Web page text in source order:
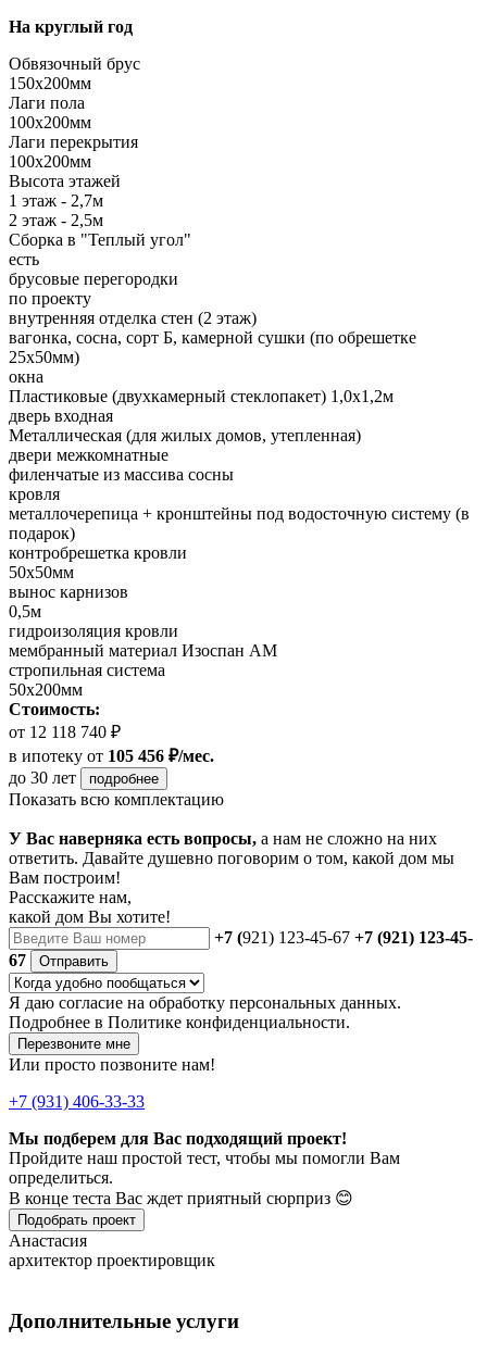
На круглый год
Обвязочный брус
150х200мм
Лаги пола
100х200мм
Лаги перекрытия
100х200мм
Высота этажей
1 этаж - 2,7м
2 этаж - 2,5м
Сборка в "Теплый угол"
есть
брусовые перегородки
по проекту
внутренняя отделка стен (2 этаж)
вагонка, сосна, сорт Б, камерной сушки (по обрешетке
25х50мм)
окна
Пластиковые (двухкамерный стеклопакет) 1,0х1,2м
дверь входная
Металлическая (для жилых домов, утепленная)
двери межкомнатные
филенчатые из массива сосны
кровля
металлочерепица + кронштейны под водосточную систему (в
подарок)
контробрешетка кровли
50х50мм
вынос карнизов
0,5м
гидроизоляция кровли
мембранный материал Изоспан АМ
стропильная система
50х200мм
Стоимость:
от 12 118 740 ₽
в ипотеку от 105 456 ₽/мес.
до 30 лет
подробнее
Показать всю комплектацию
У Вас наверняка есть вопросы, а нам не сложно на них
ответить. Давайте душевно поговорим о том, какой дом мы
Вам построим!
Расскажите нам,
какой дом Вы хотите!
+7 (921) 123-45-67 +7 (921) 123-45-
67
Отправить
Я даю согласие на обработку персональных данных.
Подробнее в Политике конфиденциальности.
Перезвоните мне
Или просто позвоните нам!
+7 (931) 406-33-33
Мы подберем для Вас подходящий проект!
Пройдите наш простой тест, чтобы мы помогли Вам
определиться.
В конце теста Вас ждет приятный сюрприз 😊
Подобрать проект
Анастасия
архитектор проектировщик
Дополнительные услуги